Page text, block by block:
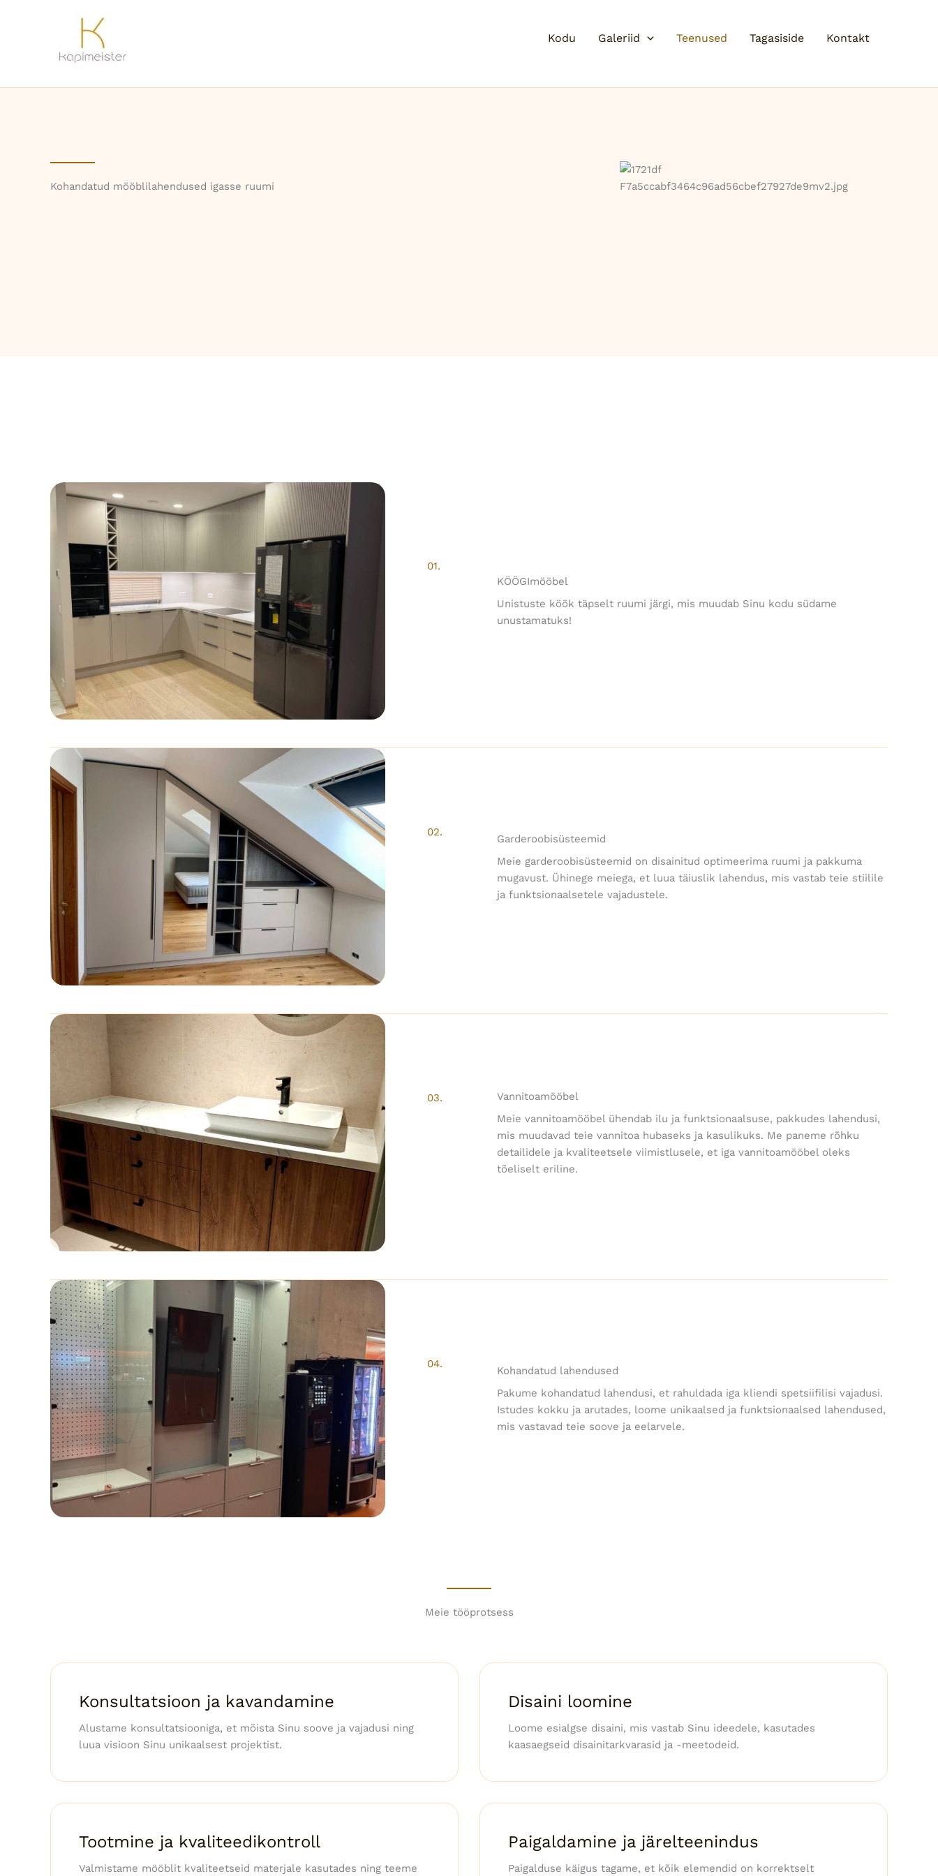
Kodu Galeriid Teenused Tagasiside Kontakt
Kohandatud mööblilahendused igasse ruumi
01.
KÖÖGImööbel
Unistuste köök täpselt ruumi järgi, mis muudab Sinu kodu südame
unustamatuks!
02.
Garderoobisüsteemid
Meie garderoobisüsteemid on disainitud optimeerima ruumi ja pakkuma
mugavust. Ühinege meiega, et luua täiuslik lahendus, mis vastab teie stiilile
ja funktsionaalsetele vajadustele.
03.
Vannitoamööbel
Meie vannitoamööbel ühendab ilu ja funktsionaalsuse, pakkudes lahendusi,
mis muudavad teie vannitoa hubaseks ja kasulikuks. Me paneme rõhku
detailidele ja kvaliteetsele viimistlusele, et iga vannitoamööbel oleks
tõeliselt eriline.
04.
Kohandatud lahendused
Pakume kohandatud lahendusi, et rahuldada iga kliendi spetsiifilisi vajadusi.
Istudes kokku ja arutades, loome unikaalsed ja funktsionaalsed lahendused,
mis vastavad teie soove ja eelarvele.
Meie tööprotsess
Konsultatsioon ja kavandamine
Alustame konsultatsiooniga, et mõista Sinu soove ja vajadusi ning
luua visioon Sinu unikaalsest projektist.
Disaini loomine
Loome esialgse disaini, mis vastab Sinu ideedele, kasutades
kaasaegseid disainitarkvarasid ja -meetodeid.
Tootmine ja kvaliteedikontroll
Valmistame mööblit kvaliteetseid materjale kasutades ning teeme
Paigaldamine ja järelteenindus
Paigalduse käigus tagame, et kõik elemendid on korrektselt